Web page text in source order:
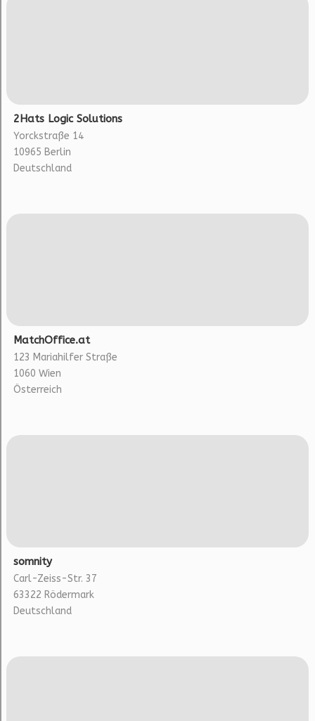
2Hats Logic Solutions
Yorckstraße 14
10965 Berlin
Deutschland
MatchOffice.at
123 Mariahilfer Straße
1060 Wien
Österreich
somnity
Carl-Zeiss-Str. 37
63322 Rödermark
Deutschland